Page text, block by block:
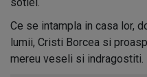
Ce se intampla in casa lor,
lumii, Cristi Borcea si
mereu veseli si indragostiti.